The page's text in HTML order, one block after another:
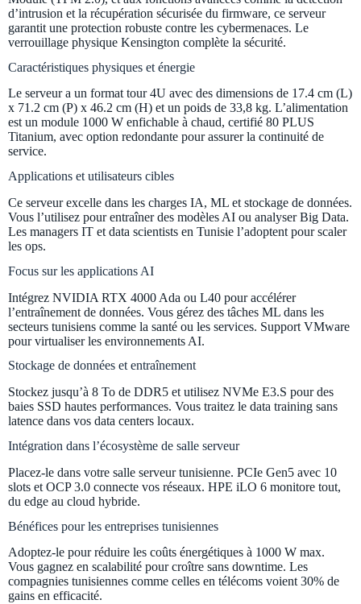
d’intrusion et la récupération sécurisée du firmware, ce serveur
garantit une protection robuste contre les cybermenaces. Le
verrouillage physique Kensington complète la sécurité.
Caractéristiques physiques et énergie
Le serveur a un format tour 4U avec des dimensions de 17.4 cm (L)
x 71.2 cm (P) x 46.2 cm (H) et un poids de 33,8 kg. L’alimentation
est un module 1000 W enfichable à chaud, certifié 80 PLUS
Titanium, avec option redondante pour assurer la continuité de
service.
Applications et utilisateurs cibles
Ce serveur excelle dans les charges IA, ML et stockage de données.
Vous l’utilisez pour entraîner des modèles AI ou analyser Big Data.
Les managers IT et data scientists en Tunisie l’adoptent pour scaler
les ops.
Focus sur les applications AI
Intégrez NVIDIA RTX 4000 Ada ou L40 pour accélérer
l’entraînement de données. Vous gérez des tâches ML dans les
secteurs tunisiens comme la santé ou les services. Support VMware
pour virtualiser les environnements AI.
Stockage de données et entraînement
Stockez jusqu’à 8 To de DDR5 et utilisez NVMe E3.S pour des
baies SSD hautes performances. Vous traitez le data training sans
latence dans vos data centers locaux.
Intégration dans l’écosystème de salle serveur
Placez-le dans votre salle serveur tunisienne. PCIe Gen5 avec 10
slots et OCP 3.0 connecte vos réseaux. HPE iLO 6 monitore tout,
du edge au cloud hybride.
Bénéfices pour les entreprises tunisiennes
Adoptez-le pour réduire les coûts énergétiques à 1000 W max.
Vous gagnez en scalabilité pour croître sans downtime. Les
compagnies tunisiennes comme celles en télécoms voient 30% de
gains en efficacité.